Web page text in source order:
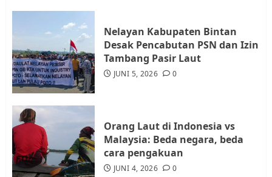
4
Warga Rempang Ajukan
Audiensi dengan Wali Kota
Tim Advokasi Desak BP Batam
Berhenti Merampas Tanah
Nelayan Kabupaten Bintan
Desak Pencabutan PSN dan Izin
Tambang Pasir Laut
JUNI 5, 2026 0
Orang Laut di Indonesia vs
Malaysia: Beda negara, beda
cara pengakuan
JUNI 4, 2026 0